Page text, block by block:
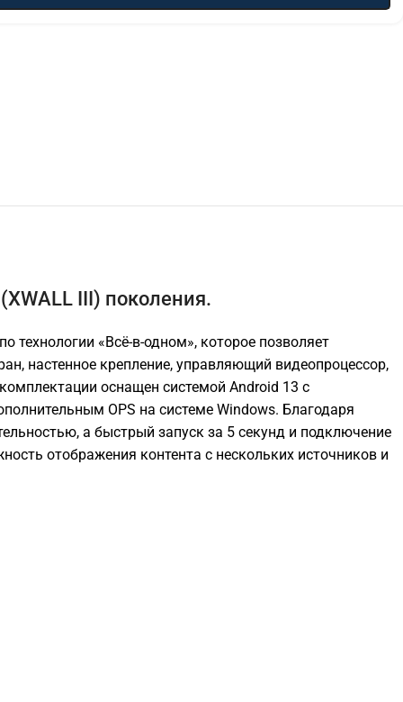
III) поколения.
«Всё-в-одном», которое позволяет
настенное крепление, управляющий видеопроцессор,
оснащен системой Android 13 c
OPS на системе Windows. Благодаря
а быстрый запуск за 5 секунд и подключение
отображения контента с нескольких источников и